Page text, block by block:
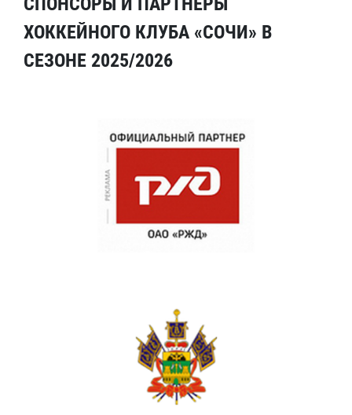
ХОККЕЙНОГО КЛУБА «СОЧИ» В
СЕЗОНЕ 2025/2026